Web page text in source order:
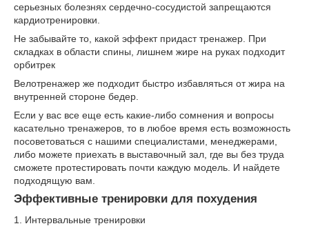
серьезных болезнях сердечно-сосудистой запрещаются
кардиотренировки.
Не забывайте то, какой эффект придаст тренажер. При
складках в области спины, лишнем жире на руках подходит
орбитрек
Велотренажер же подходит быстро избавляться от жира на
внутренней стороне бедер.
Если у вас все еще есть какие-либо сомнения и вопросы
касательно тренажеров, то в любое время есть возможность
посоветоваться с нашими специалистами, менеджерами,
либо можете приехать в выставочный зал, где вы без труда
сможете протестировать почти каждую модель. И найдете
подходящую вам.
Эффективные тренировки для похудения
1. Интервальные тренировки